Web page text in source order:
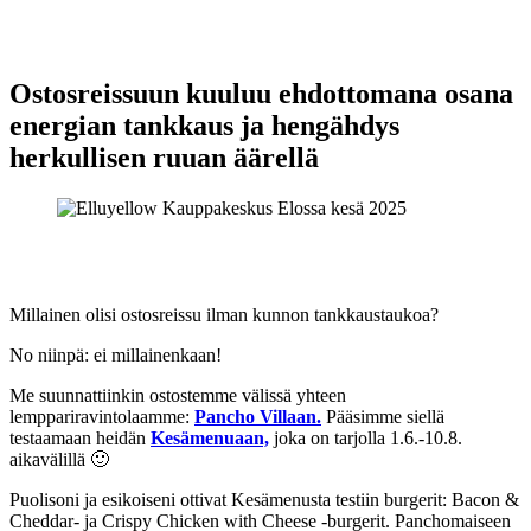
Ostosreissuun kuuluu ehdottomana osana
energian tankkaus ja hengähdys
herkullisen ruuan äärellä
Millainen olisi ostosreissu ilman kunnon tankkaustaukoa?
No niinpä: ei millainenkaan!
Me suunnattiinkin ostostemme välissä yhteen
lemppariravintolaamme: Pancho Villaan. Pääsimme siellä
testaamaan heidän Kesämenuaan, joka on tarjolla 1.6.-10.8.
aikavälillä 🙂
Puolisoni ja esikoiseni ottivat Kesämenusta testiin burgerit: Bacon &
Cheddar- ja Crispy Chicken with Cheese -burgerit. Panchomaiseen